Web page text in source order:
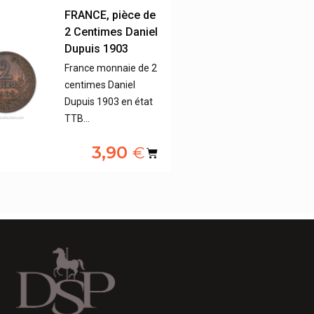
FRANCE, pièce de
2 Centimes Daniel
Dupuis 1903
France monnaie de 2
centimes Daniel
Dupuis 1903 en état
TTB…
3,90 €